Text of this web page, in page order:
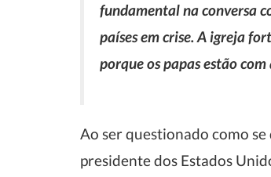
fundamental na conversa
países em crise. A igreja
porque os papas estão com
Ao ser questionado como
presidente dos Estados